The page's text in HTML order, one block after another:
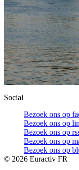
Social
Bezoek ons op
Bezoek ons op
Bezoek ons op
Bezoek ons op
Bezoek ons op
© 2026 Euractiv FR